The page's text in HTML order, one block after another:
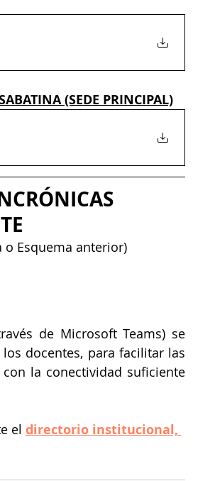
(SEDE PRINCIPAL)
o Esquema anterior)
de Microsoft Teams) se
docentes, para facilitar las
la conectividad suficiente
el directorio institucional,